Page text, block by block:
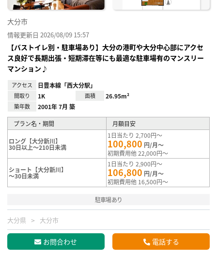
大分市
情報更新日 2026/08/09 15:57
【バストイレ別・駐車場あり】大分の港町や大分中心部にアクセ
ス良好で長期出張・短期滞在等にも最適な駐車場有のマンスリー
マンション♪
アクセス 日豊本線「西大分駅」
間取り 1K 面積 26.95m²
築年数 2001年 7月 築
プラン名・期間 月額目安
ロング【大分新川】
30日以上～210日未満
1日当たり 2,700円～
100,800 円/月～
初期費用他 22,000円～
ショート【大分新川】
～30日未満
1日当たり 2,900円～
106,800 円/月～
初期費用他 16,500円～
駐車場あり
大分県 大分市
お問合わせ 電話する